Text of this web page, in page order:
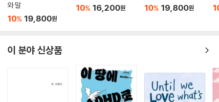
와 말
10% 19,800원
10% 16,200원 10% 19,800원
이 분야 신상품